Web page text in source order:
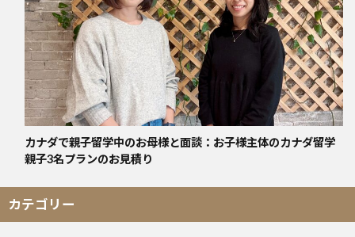
カナダで親子留学中のお母様と面談：お子様主体のカナダ留学
親子3名プランのお見積り
カテゴリー